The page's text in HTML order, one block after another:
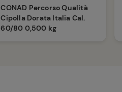
CONAD Percorso Qualità
Cipolla Dorata Italia Cal.
60/80 0,500 kg